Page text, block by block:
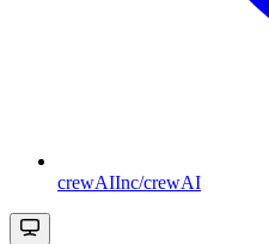
crewAIInc/crewAI